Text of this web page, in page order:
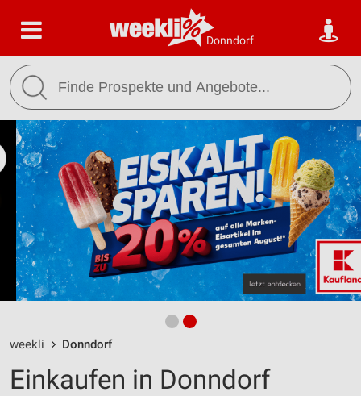
Donndorf
weekli Donndorf
Einkaufen in Donndorf